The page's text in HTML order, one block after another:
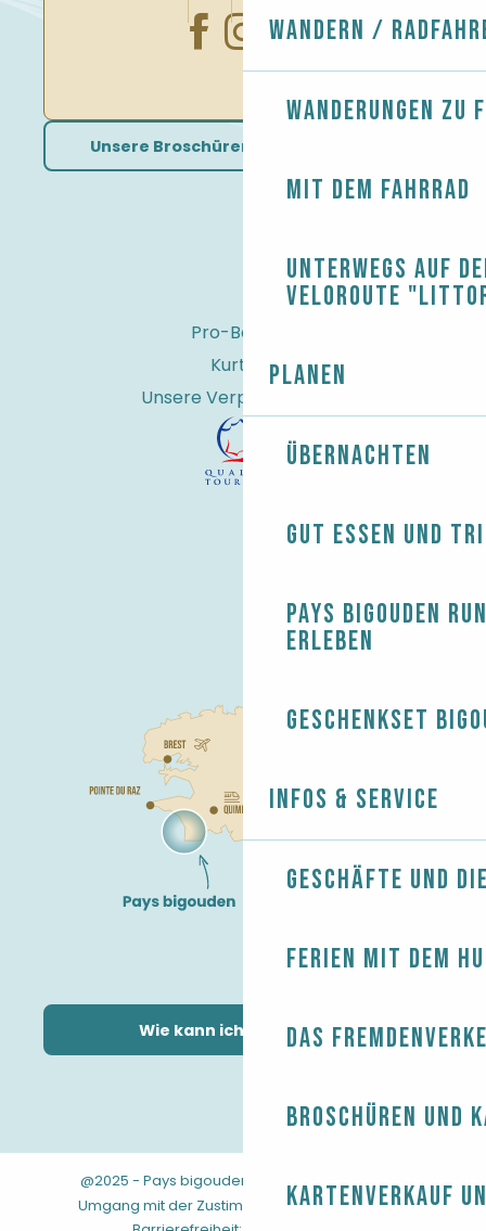
Wandern /
Wanderungen zu
Mit dem Fahrrad
Unterwegs auf
Veloroute
Planen
Übernachten
Gut essen und
Pays Bigouden
erleben
Geschenkset
Infos & Service
Geschäfte und
Ferien mit dem
Das
Broschüren und
Kartenverkauf
Unsere Broschüren herunterladen
Pro-Bereich
Kurtaxe
Unsere Verpflichtungen
Wie kann ich kommen?
@2025 - Pays bigouden Rechtliche Hinweise-
Umgang mit der Zustimmung
-AGB -Sitemap-